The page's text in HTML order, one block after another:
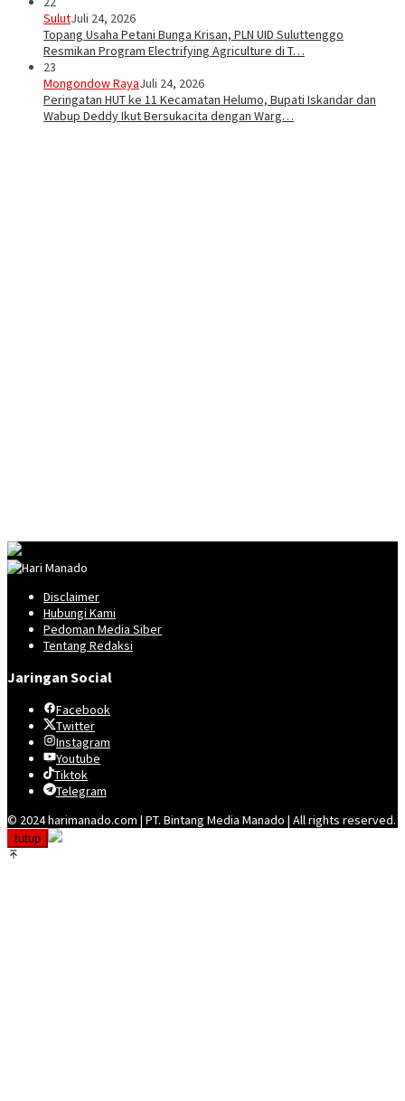
SulutJuli 24, 2026
Topang Usaha Petani Bunga Krisan, PLN UID Suluttenggo
Resmikan Program Electrifying Agriculture di T…
23
Mongondow RayaJuli 24, 2026
Peringatan HUT ke 11 Kecamatan Helumo, Bupati Iskandar dan
Wabup Deddy Ikut Bersukacita dengan Warg…
Disclaimer
Hubungi Kami
Pedoman Media Siber
Tentang Redaksi
Jaringan Social
Facebook
Twitter
Instagram
Youtube
Tiktok
Telegram
© 2024 harimanado.com | PT. Bintang Media Manado | All rights reserved.
tutup